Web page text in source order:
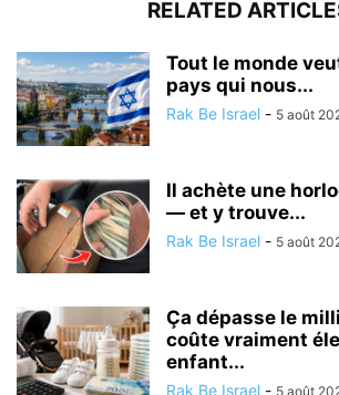
RELATED
Tout le monde
pays qui nous...
Rak Be Israel - 5 août
Il achète une
— et y trouve...
Rak Be Israel - 5 août
Ça dépasse le
coûte vraiment
enfant...
Rak Be Israel - 5 août